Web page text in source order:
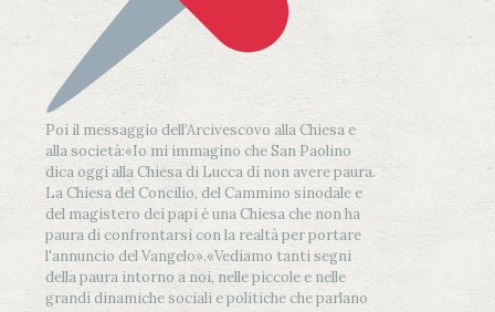
Poi il messaggio dell’Arcivescovo alla Chiesa e
alla società:«Io mi immagino che San Paolino
dica oggi alla Chiesa di Lucca di non avere paura.
La Chiesa del Concilio, del Cammino sinodale e
del magistero dei papi è una Chiesa che non ha
paura di confrontarsi con la realtà per portare
l'annuncio del Vangelo».«Vediamo tanti segni
della paura intorno a noi, nelle piccole e nelle
grandi dinamiche sociali e politiche che parlano